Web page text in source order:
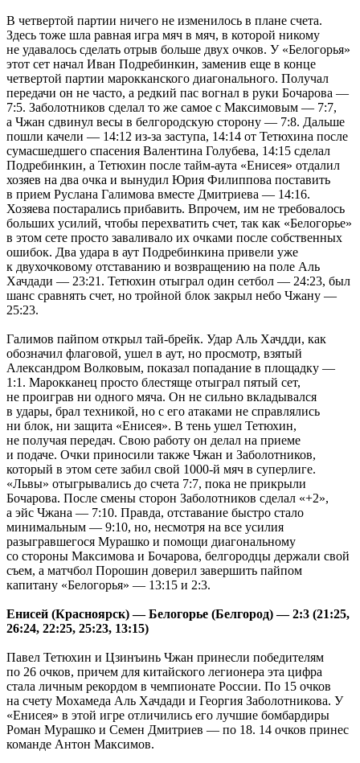
В четвертой партии ничего не изменилось в плане счета.
Здесь тоже шла равная игра мяч в мяч, в которой никому
не удавалось сделать отрыв больше двух очков. У «Белогорья»
этот сет начал Иван Подребинкин, заменив еще в конце
четвертой партии марокканского диагонального. Получал
передачи он не часто, а редкий пас вогнал в руки Бочарова —
7:5. Заболотников сделал то же самое с Максимовым — 7:7,
а Чжан сдвинул весы в белгородскую сторону — 7:8. Дальше
пошли качели — 14:12 из-за заступа, 14:14 от Тетюхина после
сумасшедшего спасения Валентина Голубева, 14:15 сделал
Подребинкин, а Тетюхин после тайм-аута «Енисея» отдалил
хозяев на два очка и вынудил Юрия Филиппова поставить
в прием Руслана Галимова вместе Дмитриева — 14:16.
Хозяева постарались прибавить. Впрочем, им не требовалось
больших усилий, чтобы перехватить счет, так как «Белогорье»
в этом сете просто заваливало их очками после собственных
ошибок. Два удара в аут Подребинкина привели уже
к двухочковому отставанию и возвращению на поле Аль
Хачдади — 23:21. Тетюхин отыграл один сетбол — 24:23, был
шанс сравнять счет, но тройной блок закрыл небо Чжану —
25:23.
Галимов пайпом открыл тай-брейк. Удар Аль Хачдди, как
обозначил флаговой, ушел в аут, но просмотр, взятый
Александром Волковым, показал попадание в площадку —
1:1. Марокканец просто блестяще отыграл пятый сет,
не проиграв ни одного мяча. Он не сильно вкладывался
в удары, брал техникой, но с его атаками не справлялись
ни блок, ни защита «Енисея». В тень ушел Тетюхин,
не получая передач. Свою работу он делал на приеме
и подаче. Очки приносили также Чжан и Заболотников,
который в этом сете забил свой 1000-й мяч в суперлиге.
«Львы» отыгрывались до счета 7:7, пока не прикрыли
Бочарова. После смены сторон Заболотников сделал «+2»,
а эйс Чжана — 7:10. Правда, отставание быстро стало
минимальным — 9:10, но, несмотря на все усилия
разыгравшегося Мурашко и помощи диагональному
со стороны Максимова и Бочарова, белгородцы держали свой
съем, а матчбол Порошин доверил завершить пайпом
капитану «Белогорья» — 13:15 и 2:3.
Енисей (Красноярск) — Белогорье (Белгород) — 2:3 (21:25,
26:24, 22:25, 25:23, 13:15)
Павел Тетюхин и Цзинъинь Чжан принесли победителям
по 26 очков, причем для китайского легионера эта цифра
стала личным рекордом в чемпионате России. По 15 очков
на счету Мохамеда Аль Хачдади и Георгия Заболотникова. У
«Енисея» в этой игре отличились его лучшие бомбардиры
Роман Мурашко и Семен Дмитриев — по 18. 14 очков принес
команде Антон Максимов.